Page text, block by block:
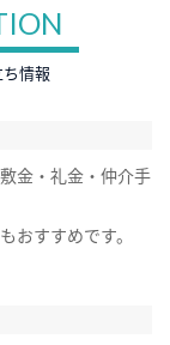
情報
金・礼金・仲介手
おすすめです。